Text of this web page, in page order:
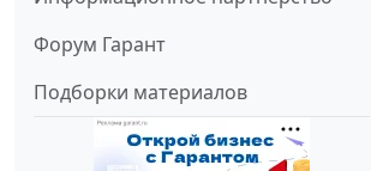
Форум Гарант
Подборки материалов